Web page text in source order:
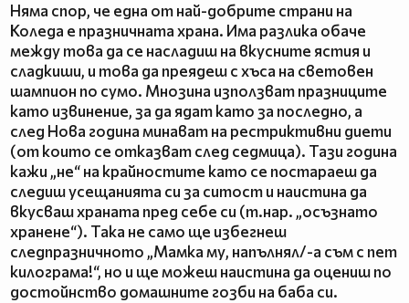
Няма спор, че една от най-добрите страни на
Коледа е празничната храна. Има разлика обаче
между това да се насладиш на вкусните ястия и
сладкиши, и това да преядеш с хъса на световен
шампион по сумо. Мнозина използват празниците
като извинение, за да ядат като за последно, а
след Нова година минават на рестриктивни диети
(от които се отказват след седмица). Тази година
кажи „не“ на крайностите като се постараеш да
следиш усещанията си за ситост и наистина да
вкусваш храната пред себе си (т.нар. „осъзнато
хранене“). Така не само ще избегнеш
следпразничното „Мамка му, напълнял/-а съм с пет
килограма!“, но и ще можеш наистина да оцениш по
достойнство домашните гозби на баба си.